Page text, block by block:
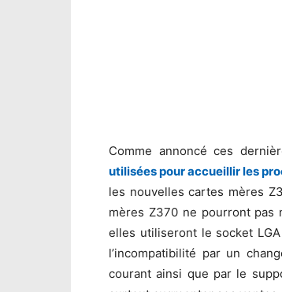
Comme annoncé ces
utilisées pour accueillir les
les nouvelles cartes mères
mères Z370 ne pourront pas
elles utiliseront le socket
l’incompatibilité par un
courant ainsi que par le